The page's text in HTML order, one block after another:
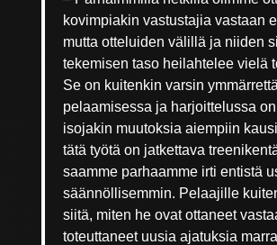
kovimpiakin vastustajia vastaan
mutta otteluiden välillä ja niiden
tekemisen taso heilahtelee vielä
Se on kuitenkin varsin
pelaamisessa ja harjoittelussa
isojakin muutoksia aiempiin
tätä työtä on jatkettava
saamme parhaamme irti entistä
säännöllisemmin. Pelaajille
siitä, miten he ovat ottaneet
toteuttaneet uusia ajatuksia